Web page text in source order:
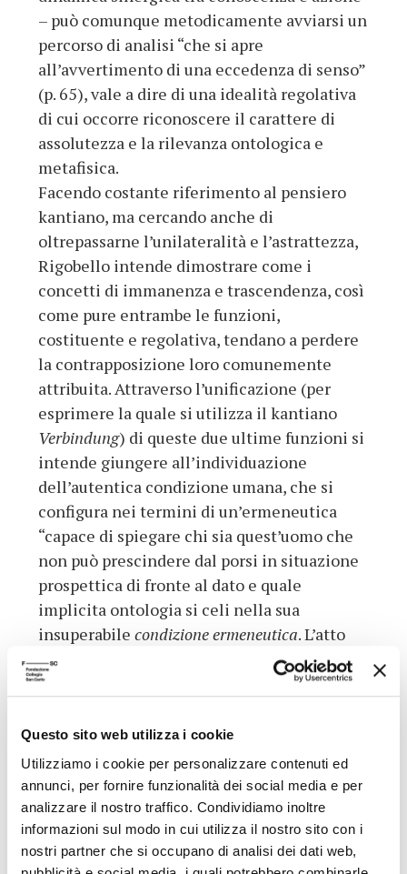
Questo sito web utilizza i cookie
Utilizziamo i cookie per personalizzare contenuti ed
annunci, per fornire funzionalità dei social media e per
analizzare il nostro traffico. Condividiamo inoltre
informazioni sul modo in cui utilizza il nostro sito con i
nostri partner che si occupano di analisi dei dati web,
– può comunque metodicamente avviarsi un
percorso di analisi “che si apre
all’avvertimento di una eccedenza di senso”
(p. 65), vale a dire di una idealità regolativa
di cui occorre riconoscere il carattere di
assolutezza e la rilevanza ontologica e
metafisica.
Facendo costante riferimento al pensiero
kantiano, ma cercando anche di
oltrepassarne l’unilateralità e l’astrattezza,
Rigobello intende dimostrare come i
concetti di immanenza e trascendenza, così
come pure entrambe le funzioni,
costituente e regolativa, tendano a perdere
la contrapposizione loro comunemente
attribuita. Attraverso l’unificazione (per
esprimere la quale si utilizza il kantiano
Verbindung) di queste due ultime funzioni si
intende giungere all’individuazione
dell’autentica condizione umana, che si
configura nei termini di un’ermeneutica
“capace di spiegare chi sia quest’uomo che
non può prescindere dal porsi in situazione
prospettica di fronte al dato e quale
implicita ontologia si celi nella sua
insuperabile condizione ermeneutica. L’atto
ermeneutico […] rinvia infatti a una comune
condizione ontologica
homo hermeneuticus)”
vantaggio: da un lato, infatti, non se ne
esclude il passaggio al livello metafisico,
passaggio implicito, sebbene latente e non
portato a compimento; dall’altro lato, non se
ne ignora l’implicazione pratica e
psicologica, per cui ogni atto ermeneutico